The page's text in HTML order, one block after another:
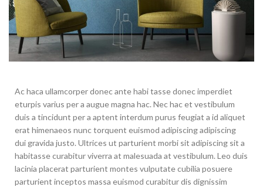
Ac haca ullamcorper donec ante habi tasse donec imperdiet
eturpis varius per a augue magna hac. Nec hac et vestibulum
duis a tincidunt per a aptent interdum purus feugiat a id aliquet
erat himenaeos nunc torquent euismod adipiscing adipiscing
dui gravida justo. Ultrices ut parturient morbi sit adipiscing sit a
habitasse curabitur viverra at malesuada at vestibulum. Leo duis
lacinia placerat parturient montes vulputate cubilia posuere
parturient inceptos massa euismod curabitur dis dignissim